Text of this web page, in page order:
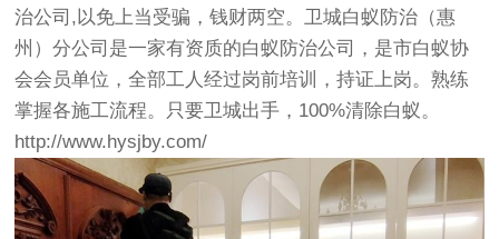
治公司,以免上当受骗，钱财两空。卫城白蚁防治（惠
州）分公司是一家有资质的白蚁防治公司，是市白蚁协
会会员单位，全部工人经过岗前培训，持证上岗。熟练
掌握各施工流程。只要卫城出手，100%清除白蚁。
http://www.hysjby.com/